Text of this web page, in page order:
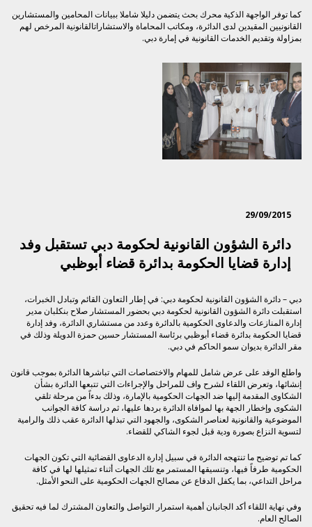
كما توفر الواجهة الذكية محرك بحث يتضمن دليلا شاملا ببيانات المحامين والمستشارين
القانونيين المقيدين لدى الدائرة، ومكاتب المحاماة والاستشاراتالقانونية المرخص لهم
بمزاولة وتقديم الخدمات القانونية في إمارة دبي.
29/09/2015
دائرة الشؤون القانونية لحكومة دبي تستقبل وفد
إدارة قضايا الحكومة بدائرة قضاء أبوظبي
دبي – دائرة الشؤون القانونية لحكومة دبي: في إطار التعاون القائم وتبادل الخبرات،
استقبلت دائرة الشؤون القانونية لحكومة دبي بحضور المستشار صلاح بنكلبان مدير
إدارة المنازعات والدعاوى الحكومية بالدائرة وعدد من مستشاري الدائرة، وفد إدارة
قضايا الحكومة بدائرة قضاء أبوظبي برئاسة المستشار حسين حمزة الدويلة وذلك في
مقر الدائرة بديوان سمو الحاكم في دبي.
واطلع الوفد على عرض شامل للمهام والاختصاصات التي تباشرها الدائرة بموجب قانون
إنشائها، وتعرض اللقاء لشرح واف للمراحل والإجراءات التي تتبعها الدائرة بشأن
الشكاوى المقدمة إليها ضد الجهات الحكومية بالإمارة، وذلك بدءاً من مرحلة تلقي
الشكوى وإخطار الجهة بها لموافاة الدائرة بردها عليها، ثم دراسة كافة الجوانب
الموضوعية والقانونية لعناصر الشكوى، والجهود التي تبذلها الدائرة عقب ذلك والرامية
لتسوية النزاع بصورة ودية قبل لجوء الشاكي للقضاء.
كما تم توضيح ما تنتهجه الدائرة في سبيل إدارة الدعاوى القضائية التي تكون الجهات
الحكومية طرفاً فيها، وتنسيقها المستمر مع تلك الجهات أثناء تمثيلها لها في كافة
مراحل التداعي، بما يكفل الدفاع عن مصالح الجهات الحكومية على النحو الأمثل.
وفي نهاية اللقاء أكد الجانبان أهمية استمرار التواصل والتعاون المشترك لما فيه تحقيق
الصالح العام.